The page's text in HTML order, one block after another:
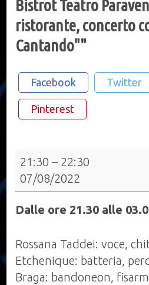
Bistrot Teatro
ristorante, concerto
Cantando""
Facebook Twitter
Pinterest
Bistrot
Teatro
Paravento
con
e
ristorante,
concerto
21:30 – 22:30
07/08/2022
Dalle ore 21.30 alle
Rossana Taddei: voce,
Etchenique: batteria,
Braga: bandoneon,